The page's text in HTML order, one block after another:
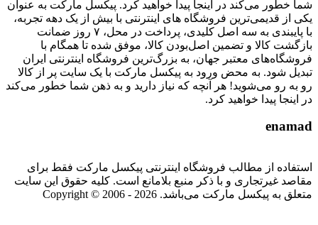
شما خطور می‌کند در اینجا پیدا خواهید کرد. پیکسل مارکت به عنوان
یکی از قدیمی‌ترین فروشگاه های اینترنتی با بیش از یک دهه تجربه،
با پایبندی به سه اصل کلیدی، پرداخت در محل، ۷ روز ضمانت
بازگشت کالا و تضمین اصل‌بودن کالا، موفق شده تا همگام با
فروشگاه‌های معتبر جهان، به بزرگ‌ترین فروشگاه اینترنتی ایران
تبدیل شود. به محض ورود به پیکسل مارکت با یک سایت پر از کالا
رو به رو می‌شوید! هر آنچه که نیاز دارید و به ذهن شما خطور می‌کند
در اینجا پیدا خواهید کرد.
enamad
استفاده از مطالب فروشگاه اینترنتی پیکسل مارکت فقط برای
مقاصد غیرتجاری و با ذکر منبع بلامانع است. کلیه حقوق این سایت
متعلق به پیکسل مارکت می‌باشد. Copyright © 2006 - 2026